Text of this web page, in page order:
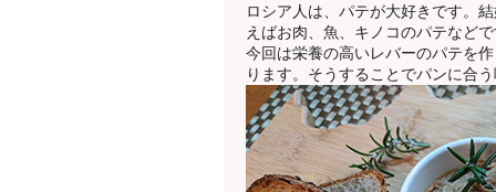
ロシア人は、パテが大好きです。
えばお肉、魚、キノコのパテなど
今回は栄養の高いレバーのパテを
ります。そうすることでパンに合